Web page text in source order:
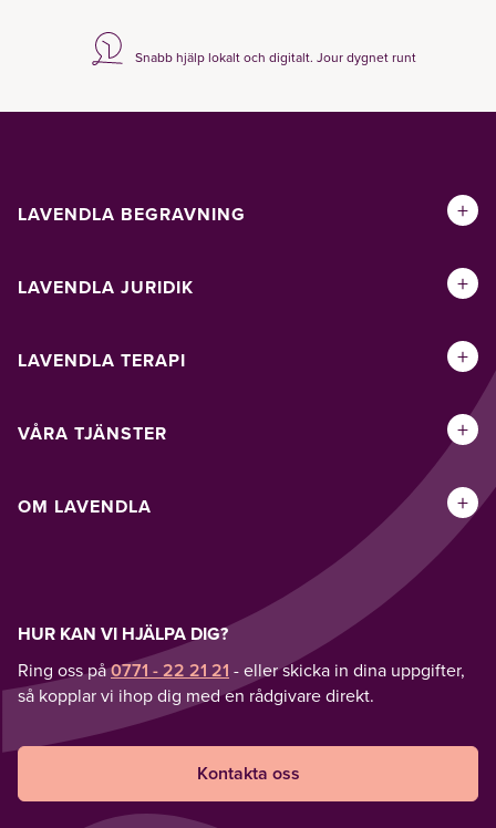
Snabb hjälp lokalt och digitalt. Jour dygnet runt
LAVENDLA BEGRAVNING +
LAVENDLA JURIDIK +
LAVENDLA TERAPI +
VÅRA TJÄNSTER +
OM LAVENDLA +
HUR KAN VI HJÄLPA DIG?
Ring oss på0771 - 22 21 21 - eller skicka in dina uppgifter,
så kopplar vi ihop dig med en rådgivare direkt.
Kontakta oss